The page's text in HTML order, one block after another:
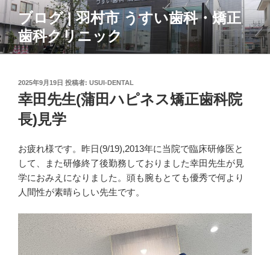
コ
ン
テ
ン
ブログ | 羽村市 うすい歯科・矯正
歯科クリニック
投
稿
日:
2025年9月19日 投稿者: USUI-DENTAL
幸田先生(蒲田ハピネス矯正歯科院
長)見学
お疲れ様です。昨日(9/19),2013年に当院で臨床研修医と
して、また研修終了後勤務しておりました幸田先生が見
学におみえになりました。頭も腕もとても優秀で何より
人間性が素晴らしい先生です。